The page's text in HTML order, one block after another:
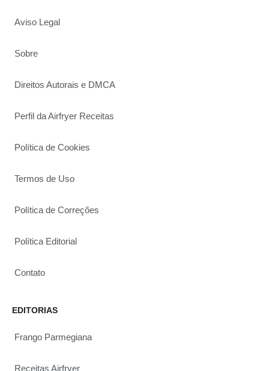
Aviso Legal
Sobre
Direitos Autorais e DMCA
Perfil da Airfryer Receitas
Política de Cookies
Termos de Uso
Política de Correções
Política Editorial
Contato
EDITORIAS
Frango Parmegiana
Receitas Airfryer